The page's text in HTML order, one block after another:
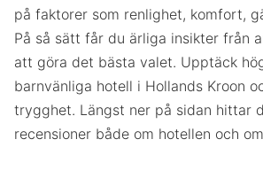
på faktorer som renlighet, komfort,
På så sätt får du ärliga insikter från
att göra det bästa valet. Upptäck
barnvänliga hotell i Hollands Kroon
trygghet. Längst ner på sidan hittar
recensioner både om hotellen och